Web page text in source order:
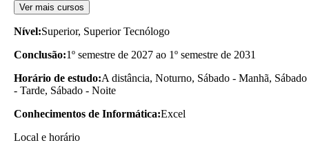
Ver mais cursos
Nível:Superior, Superior Tecnólogo
Conclusão:1º semestre de 2027 ao 1º semestre de 2031
Horário de estudo:A distância, Noturno, Sábado - Manhã, Sábado
- Tarde, Sábado - Noite
Conhecimentos de Informática:Excel
Local e horário